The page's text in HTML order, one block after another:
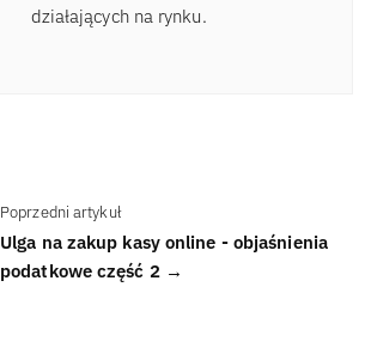
działających na rynku.
Poprzedni artykuł
Ulga na zakup kasy online - objaśnienia
podatkowe część 2 →